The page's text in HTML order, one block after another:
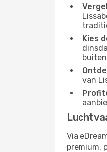
Kies
van
Via
premium,